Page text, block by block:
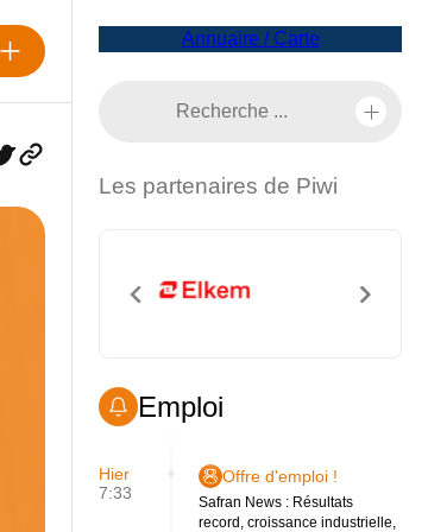
Annuaire / Carte
Les partenaires de Piwi
Emploi
Hier
7:33
Offre d'emploi !
Safran News : Résultats
record, croissance industrielle,